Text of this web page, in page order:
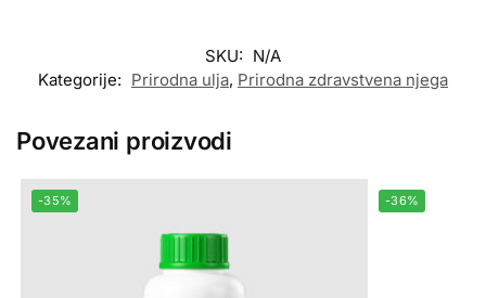
SKU: N/A
Kategorije: Prirodna ulja, Prirodna zdravstvena njega
Povezani proizvodi
-35% -36%